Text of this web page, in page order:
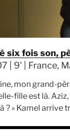
six fois son,
| 9' | France,
mon grand-
fille est là.
? » Kamel arrive